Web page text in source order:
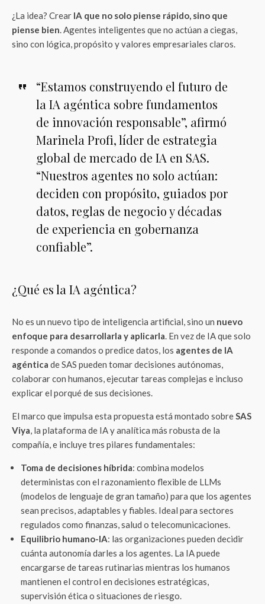
¿La idea? Crear IA que no solo piense rápido, sino que
piense bien. Agentes inteligentes que no actúan a ciegas,
sino con lógica, propósito y valores empresariales claros.
“Estamos construyendo el futuro de
la IA agéntica sobre fundamentos
de innovación responsable”, afirmó
Marinela Profi, líder de estrategia
global de mercado de IA en SAS.
“Nuestros agentes no solo actúan:
deciden con propósito, guiados por
datos, reglas de negocio y décadas
de experiencia en gobernanza
confiable”.
¿Qué es la IA agéntica?
No es un nuevo tipo de inteligencia artificial, sino un nuevo
enfoque para desarrollarla y aplicarla. En vez de IA que solo
responde a comandos o predice datos, los agentes de IA
agéntica de SAS pueden tomar decisiones autónomas,
colaborar con humanos, ejecutar tareas complejas e incluso
explicar el porqué de sus decisiones.
El marco que impulsa esta propuesta está montado sobreSAS
Viya, la plataforma de IA y analítica más robusta de la
compañía, e incluye tres pilares fundamentales:
Toma de decisiones híbrida: combina modelos
deterministas con el razonamiento flexible de LLMs
(modelos de lenguaje de gran tamaño) para que los agentes
sean precisos, adaptables y fiables. Ideal para sectores
regulados como finanzas, salud o telecomunicaciones.
Equilibrio humano-IA: las organizaciones pueden decidir
cuánta autonomía darles a los agentes. La IA puede
encargarse de tareas rutinarias mientras los humanos
mantienen el control en decisiones estratégicas,
supervisión ética o situaciones de riesgo.